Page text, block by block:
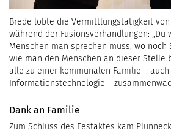
Brede lobte die Vermittlungstätigkeit
während der Fusionsverhandlungen:
Menschen man sprechen muss, wo noch
wie man den Menschen an dieser Stelle
alle zu einer kommunalen Familie –
Informationstechnologie –
Dank an Familie
Zum Schluss des Festaktes kam